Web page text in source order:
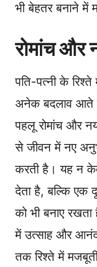
भी बेहतर बनाने में
रोमांच और
पति-पत्नी के
अनेक बदलाव आते
पहलू रोमांच और
से जीवन में नए
करती है। यह न
देता है, बल्कि एक
को भी बनाए
में उत्साह और
तक रिश्ते में